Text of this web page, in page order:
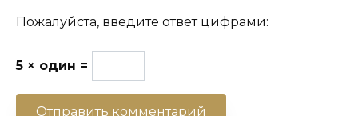
Пожалуйста, введите ответ цифрами:
5 × один =